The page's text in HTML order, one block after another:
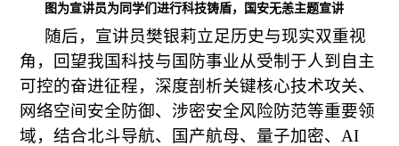
图为宣讲员为同学们进行科技铸盾，国安无恙主题宣讲
随后，宣讲员樊银莉立足历史与现实双重视
角，回望我国科技与国防事业从受制于人到自主
可控的奋进征程，深度剖析关键核心技术攻关、
网络空间安全防御、涉密安全风险防范等重要领
域，结合北斗导航、国产航母、量子加密、AI